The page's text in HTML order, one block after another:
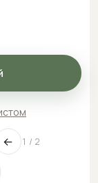
← 1 / 2